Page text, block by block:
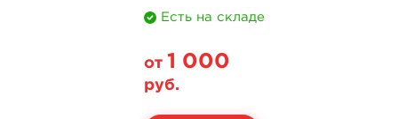
Есть на складе
от 1 000
руб.